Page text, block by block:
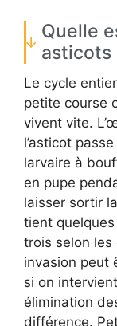
Quelle
asticots
Le cycle
petite course
vivent vite.
l’asticot
larvaire à
en pupe
laisser sortir
tient
trois selon les
invasion peut
si on
élimination
différence.